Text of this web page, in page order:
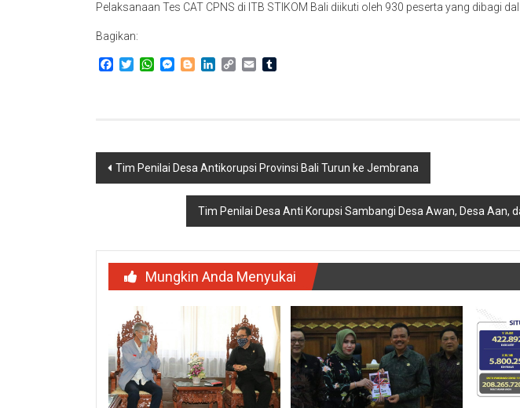
Pelaksanaan Tes CAT CPNS di ITB STIKOM Bali diikuti oleh 930 peserta yang dibagi
Bagikan:
Facebook
TwitterWhatsApp
Messenger
BloggerLinkedIn
Copy Email
Navigasi
Tim Penilai Desa Antikorupsi Provinsi Bali Turun ke Jembrana
Tim Penilai Desa Anti Korupsi Sambangi Desa Awan, Desa Aan,
Mungkin Anda Menyukai